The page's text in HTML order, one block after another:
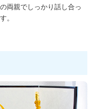
両親でしっかり話し合っ
。